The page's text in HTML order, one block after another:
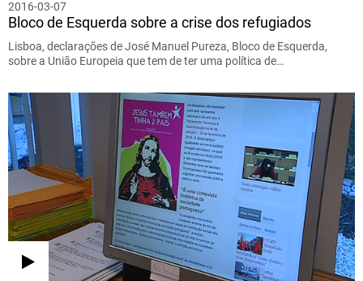
2016-03-07
Bloco de Esquerda sobre a crise dos refugiados
Lisboa, declarações de José Manuel Pureza, Bloco de Esquerda,
sobre a União Europeia que tem de ter uma política de…